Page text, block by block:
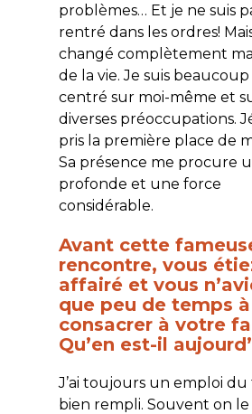
problèmes… Et je ne suis
rentré dans les ordres!
changé complètement
de la vie. Je suis
centré sur moi-même et
diverses préoccupations.
pris la première place de
Sa présence me procure
profonde et une force
considérable.
Avant cette
rencontre, vous
affairé et vous
que peu de temps à
consacrer à votre
Qu’en est-il
J’ai toujours un emploi du
bien rempli. Souvent on